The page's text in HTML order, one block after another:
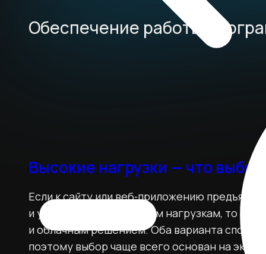
Обеспечение работы
Высокие нагрузки — что
Если к сайту или веб‑приложению
и устойчивости к высоким нагрузкам, то
и облачным решением. Оба варианта
поэтому выбор чаще всего основан на